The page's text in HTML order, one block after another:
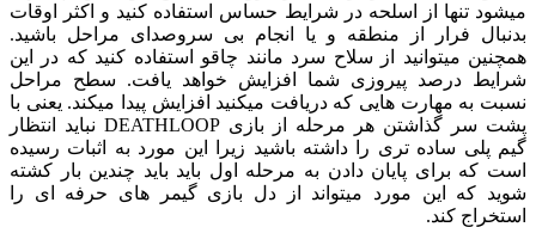
میشود تنها از اسلحه در شرایط حساس استفاده کنید و اکثر اوقات
بدنبال فرار از منطقه و یا انجام بی سروصدای مراحل باشید.
همچنین میتوانید از سلاح سرد مانند چاقو استفاده کنید که در این
شرایط درصد پیروزی شما افزایش خواهد یافت. سطح مراحل
نسبت به مهارت هایی که دریافت میکنید افزایش پیدا میکند. یعنی با
پشت سر گذاشتن هر مرحله از بازی DEATHLOOP نباید انتظار
گیم پلی ساده تری را داشته باشید زیرا این مورد به اثبات رسیده
است که برای پایان دادن به مرحله اول باید باید چندین بار کشته
شوید که این مورد میتواند از دل بازی گیمر های حرفه ای را
استخراج کند.